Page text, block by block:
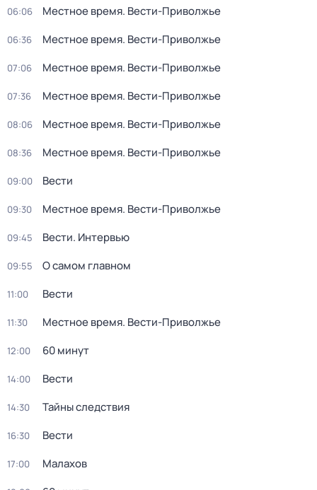
06:06 Местное время. Вести-Приволжье
06:36 Местное время. Вести-Приволжье
07:06 Местное время. Вести-Приволжье
07:36 Местное время. Вести-Приволжье
08:06 Местное время. Вести-Приволжье
08:36 Местное время. Вести-Приволжье
09:00 Вести
09:30 Местное время. Вести-Приволжье
09:45 Вести. Интервью
09:55 О самом главном
11:00 Вести
11:30 Местное время. Вести-Приволжье
12:00 60 минут
14:00 Вести
14:30 Тайны следствия
16:30 Вести
17:00 Малахов